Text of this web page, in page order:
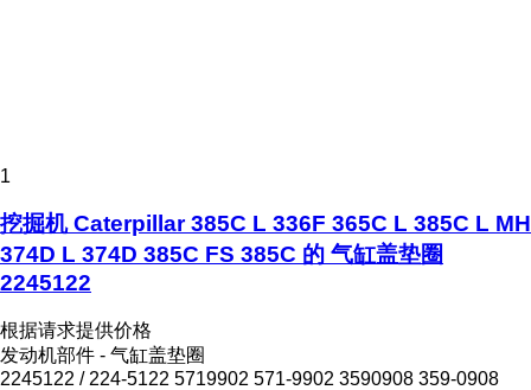
1
挖掘机 Caterpillar 385C L 336F 365C L 385C L MH
374D L 374D 385C FS 385C 的 气缸盖垫圈
2245122
根据请求提供价格
发动机部件 - 气缸盖垫圈
2245122 / 224-5122 5719902 571-9902 3590908 359-0908